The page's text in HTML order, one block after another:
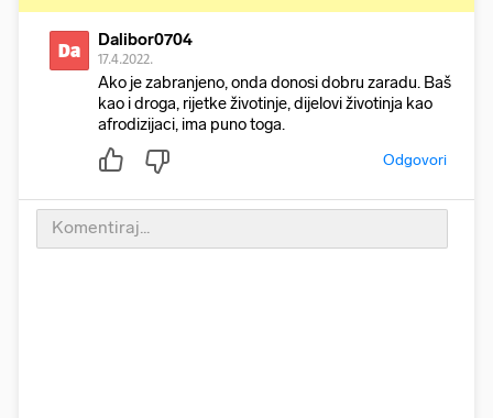
Da Dalibor0704
17.4.2022.
Ako je zabranjeno, onda donosi dobru zaradu. Baš
kao i droga, rijetke životinje, dijelovi životinja kao
afrodizijaci, ima puno toga.
Odgovori